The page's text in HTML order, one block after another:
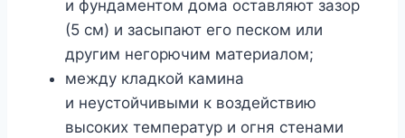
и фундаментом дома оставляют зазор
(5 см) и засыпают его песком или
другим негорючим материалом;
между кладкой камина
и неустойчивыми к воздействию
высоких температур и огня стенами